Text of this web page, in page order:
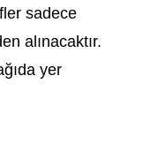
sadece
alınacaktır.
yer